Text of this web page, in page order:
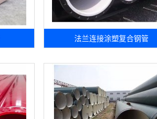
法兰连接涂塑复合钢管